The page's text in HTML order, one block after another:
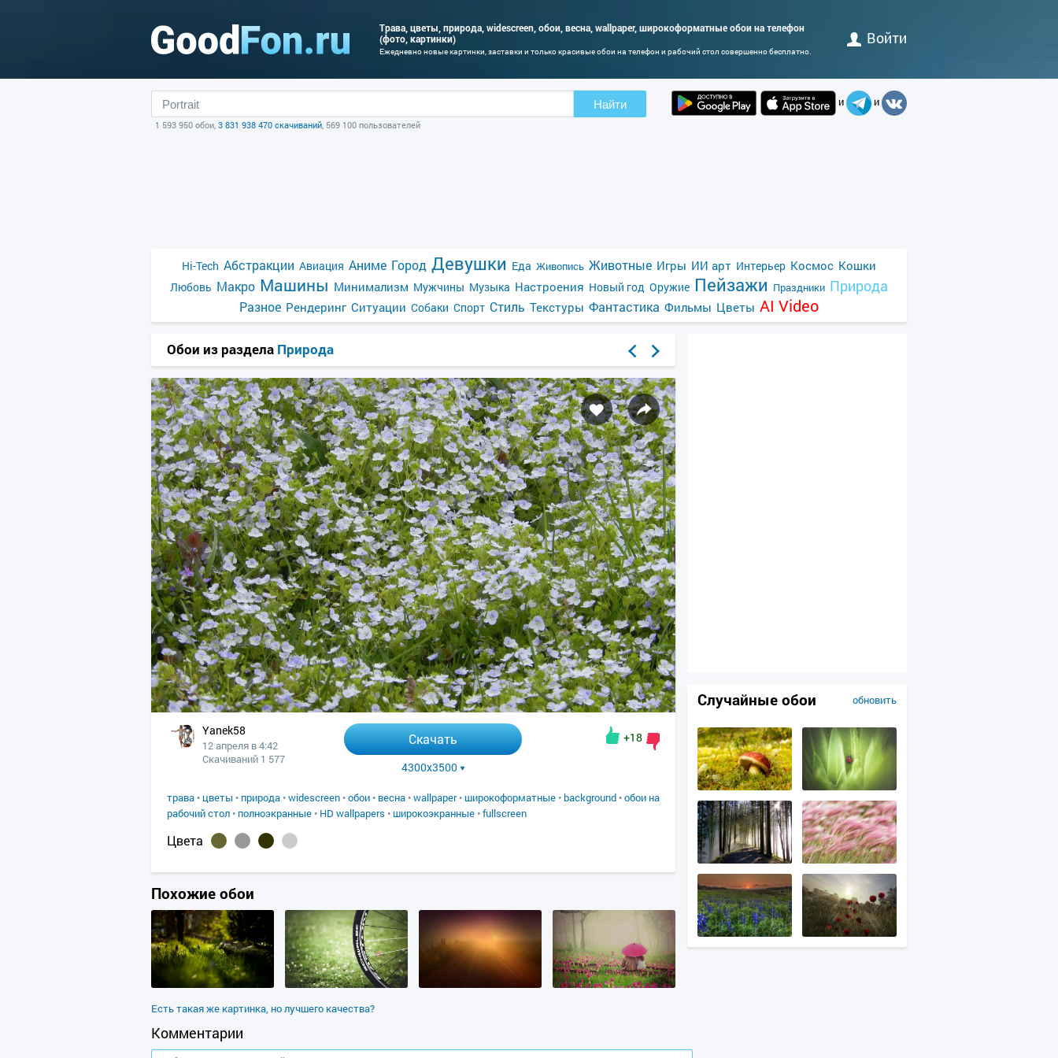
Трава, цветы, природа, widescreen, обои, весна, wallpaper, широкоформатные обои на телефон
(фото, картинки)
Ежедневно новые картинки, заставки и только красивые обои на телефон и рабочий стол совершенно бесплатно.
Войти
Найти
1 593 950 обои, 3 831 938 470 скачиваний, 569 100 пользователей
и и
Hi-Tech Абстракции Авиация Аниме Город Девушки Еда Живопись Животные Игры ИИ арт Интерьер Космос Кошки
Любовь Макро Машины Минимализм Мужчины Музыка Настроения Новый год Оружие Пейзажи Праздники Природа
Разное Рендеринг Ситуации Собаки Спорт Стиль Текстуры Фантастика Фильмы Цветы AI Video
Обои из раздела Природа
Yanek58
12 апреля в 4:42
Скачиваний 1 577
Скачать
4300x3500
+18
трава • цветы • природа •widescreen •обои • весна •wallpaper• широкоформатные • background •обои на
рабочий стол • полноэкранные • HD wallpapers • широкоэкранные •fullscreen
Цвета
Похожие обои
Есть такая же картинка, но лучшего качества?
Комментарии
обновить
Случайные обои